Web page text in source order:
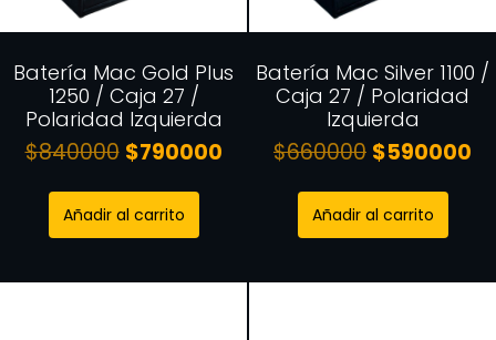
Batería Mac Gold Plus
1250 / Caja 27 /
Polaridad Izquierda
$840000 $790000
Añadir al carrito
Batería Mac Silver 1100 /
Caja 27 / Polaridad
Izquierda
$660000 $590000
Añadir al carrito